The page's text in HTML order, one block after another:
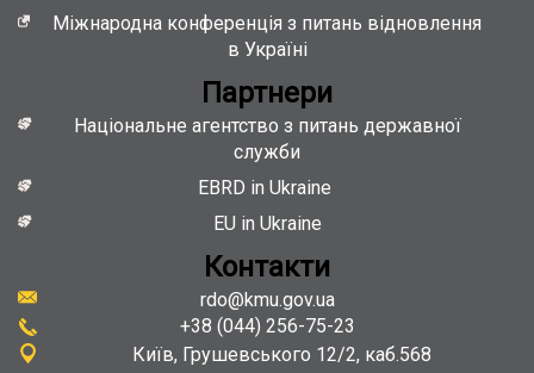
Міжнародна конференція з питань відновлення
в Україні
Партнери
Національне агентство з питань державної
служби
EBRD in Ukraine
EU in Ukraine
Контакти
rdo@kmu.gov.ua
+38 (044) 256-75-23
Київ Грушевського 12/2, каб.568